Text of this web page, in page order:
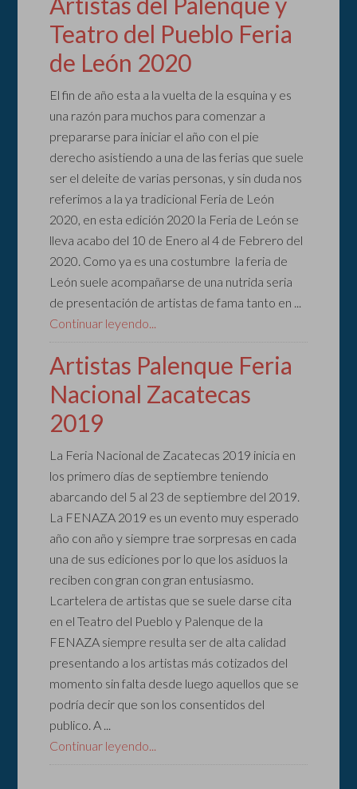
Teatro del Pueblo Feria
de León 2020
El fin de año esta a la vuelta de la esquina y es
una razón para muchos para comenzar a
prepararse para iniciar el año con el pie
derecho asistiendo a una de las ferias que suele
ser el deleite de varias personas, y sin duda nos
referimos a la ya tradicional Feria de León
2020, en esta edición 2020 la Feria de León se
lleva acabo del 10 de Enero al 4 de Febrero del
2020. Como ya es una costumbre la feria de
León suele acompañarse de una nutrida seria
de presentación de artistas de fama tanto en ...
Continuar leyendo...
Artistas Palenque Feria
Nacional Zacatecas
2019
La Feria Nacional de Zacatecas 2019 inicia en
los primero días de septiembre teniendo
abarcando del 5 al 23 de septiembre del 2019.
La FENAZA 2019 es un evento muy esperado
año con año y siempre trae sorpresas en cada
una de sus ediciones por lo que los asiduos la
reciben con gran con gran entusiasmo.
Lcartelera de artistas que se suele darse cita
en el Teatro del Pueblo y Palenque de la
FENAZA siempre resulta ser de alta calidad
presentando a los artistas más cotizados del
momento sin falta desde luego aquellos que se
podría decir que son los consentidos del
publico. A ...
Continuar leyendo...